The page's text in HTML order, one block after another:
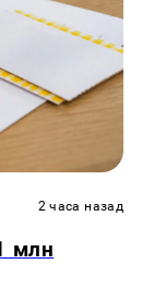
2 часа назад
млн